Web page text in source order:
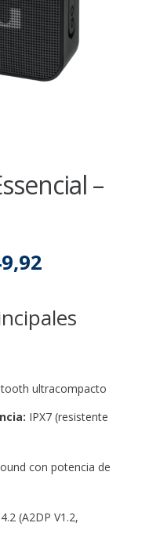
–
actual
es:
ultracompacto
IPX7 (resistente
con potencia de
(A2DP V1.2,